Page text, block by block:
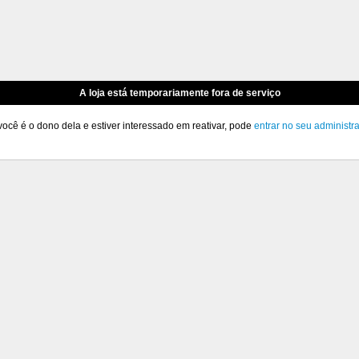
A loja está temporariamente fora de serviço
é o dono dela e estiver interessado em reativar, pode entrar no seu